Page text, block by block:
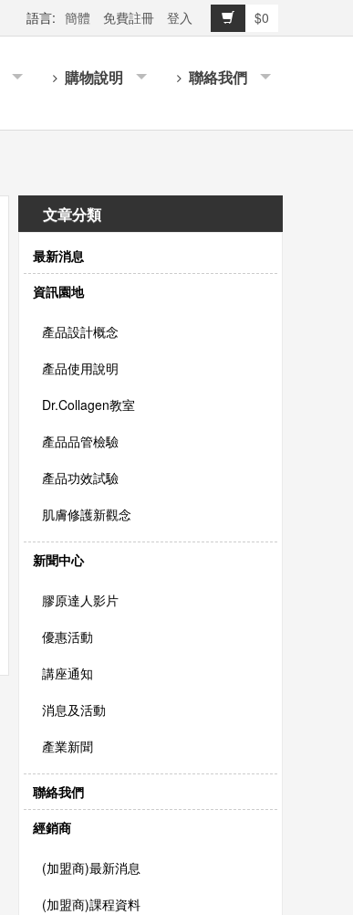
語言: 簡體 免費註冊 登入 $0
購物說明 聯絡我們
文章分類
最新消息
資訊園地
產品設計概念
產品使用說明
Dr.Collagen教室
產品品管檢驗
產品功效試驗
肌膚修護新觀念
新聞中心
膠原達人影片
優惠活動
講座通知
消息及活動
產業新聞
聯絡我們
經銷商
(加盟商)最新消息
(加盟商)課程資料